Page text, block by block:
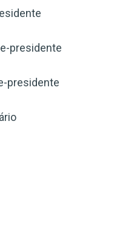
presidente
presidente